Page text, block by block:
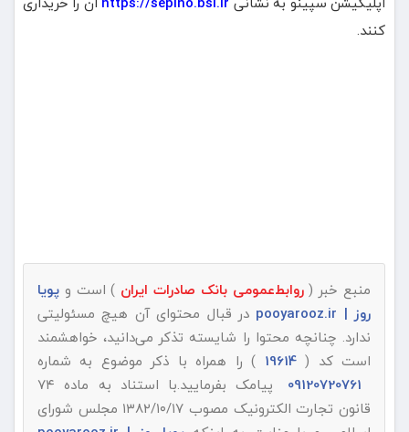
کنند.
منبع خبر (روابط‌عمومی بانک صادرات ایران ) است و پویا
روز | pooyarooz.ir
در قبال محتوای آن هیچ مسئولیتی
ندارد. چنانچه محتوا را شایسته تذکر می‌دانید، خواهشمند
است کد (19614
) را همراه با ذکر موضوع به شماره
پیامک بفرمایید.با استناد به ماده ۷۴
قانون تجارت الکترونیک مصوب ۱۳۸۲/۱۰/۱۷ مجلس شورای